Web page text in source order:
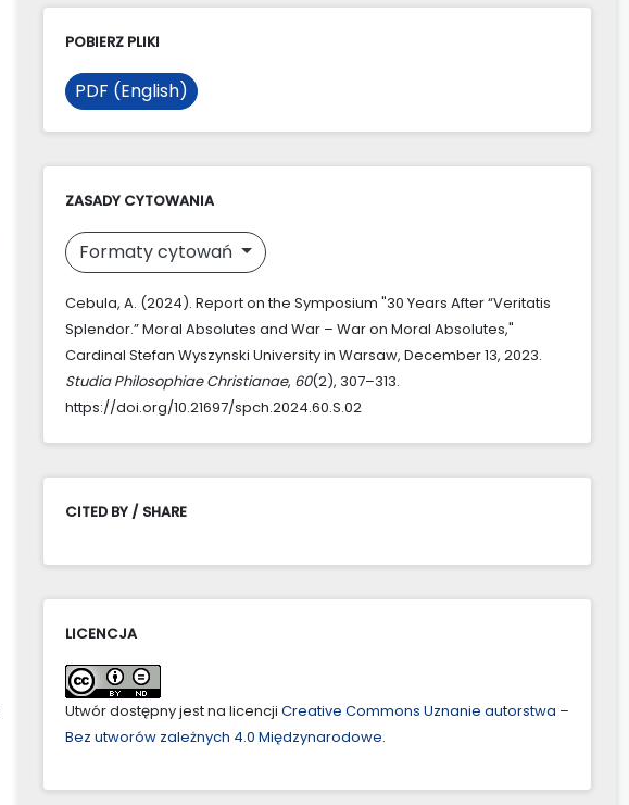
POBIERZ PLIKI
PDF (English)
ZASADY CYTOWANIA
Formaty cytowań
Cebula, A. (2024). Report on the Symposium "30 Years After “Veritatis
Splendor.” Moral Absolutes and War – War on Moral Absolutes,"
Cardinal Stefan Wyszynski University in Warsaw, December 13, 2023.
Studia Philosophiae Christianae, 60(2), 307–313.
https://doi.org/10.21697/spch.2024.60.S.02
CITED BY / SHARE
LICENCJA
Utwór dostępny jest na licencji Creative Commons Uznanie autorstwa –
Bez utworów zależnych 4.0 Międzynarodowe.